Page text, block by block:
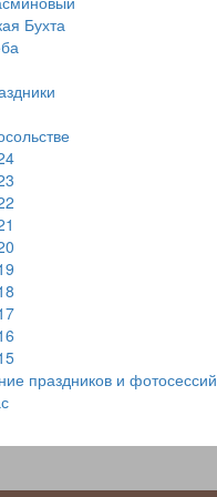
Бухта
праздников и фотосессий